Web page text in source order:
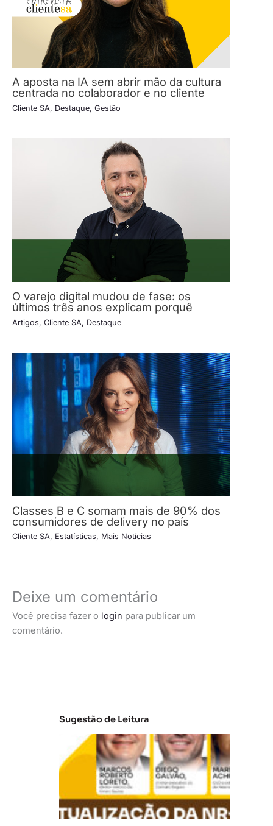
A aposta na IA sem abrir mão da cultura
centrada no colaborador e no cliente
Cliente SA, Destaque, Gestão
O varejo digital mudou de fase: os
últimos três anos explicam porquê
Artigos, Cliente SA, Destaque
Classes B e C somam mais de 90% dos
consumidores de delivery no país
Cliente SA, Estatísticas, Mais Notícias
Deixe um comentário
Você precisa fazer o login para publicar um
comentário.
Sugestão de Leitura